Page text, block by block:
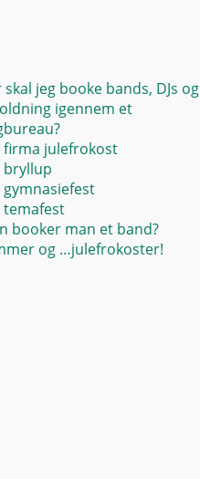
jeg booke bands, DJs og
igennem et
firma julefrokost
bryllup
booker man et band?
og …julefrokoster!